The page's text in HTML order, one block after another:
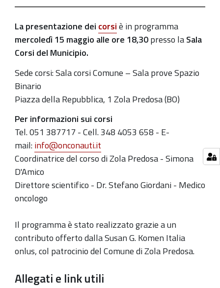
Centro
Integrato
riabilitazione
Oncologica
-
Il
tuo
viaggio
verso
il
benessere
con
gli
Onconauti:
presentazione
dei
corsi
2019-
05-
2019-
La presentazione dei corsiè in programma
mercoledì 15 maggio alle ore 18,30presso laSala
Corsi del Municipio.
Sede corsi: Sala corsi Comune – Sala prove Spazio
Binario
Piazza della Repubblica, 1 Zola Predosa (BO)
Per informazioni sui corsi
Tel. 051 387717 - Cell. 348 4053 658 - E-
mail:info@onconauti.it
Coordinatrice del corso di Zola Predosa - Simona
D'Amico
Direttore scientifico - Dr. Stefano Giordani - Medico
oncologo
Il programma è stato realizzato grazie a un
contributoofferto dalla Susan G. Komen Italia
onlus, col patrocinio del Comune di Zola Predosa.
Allegati e link utili